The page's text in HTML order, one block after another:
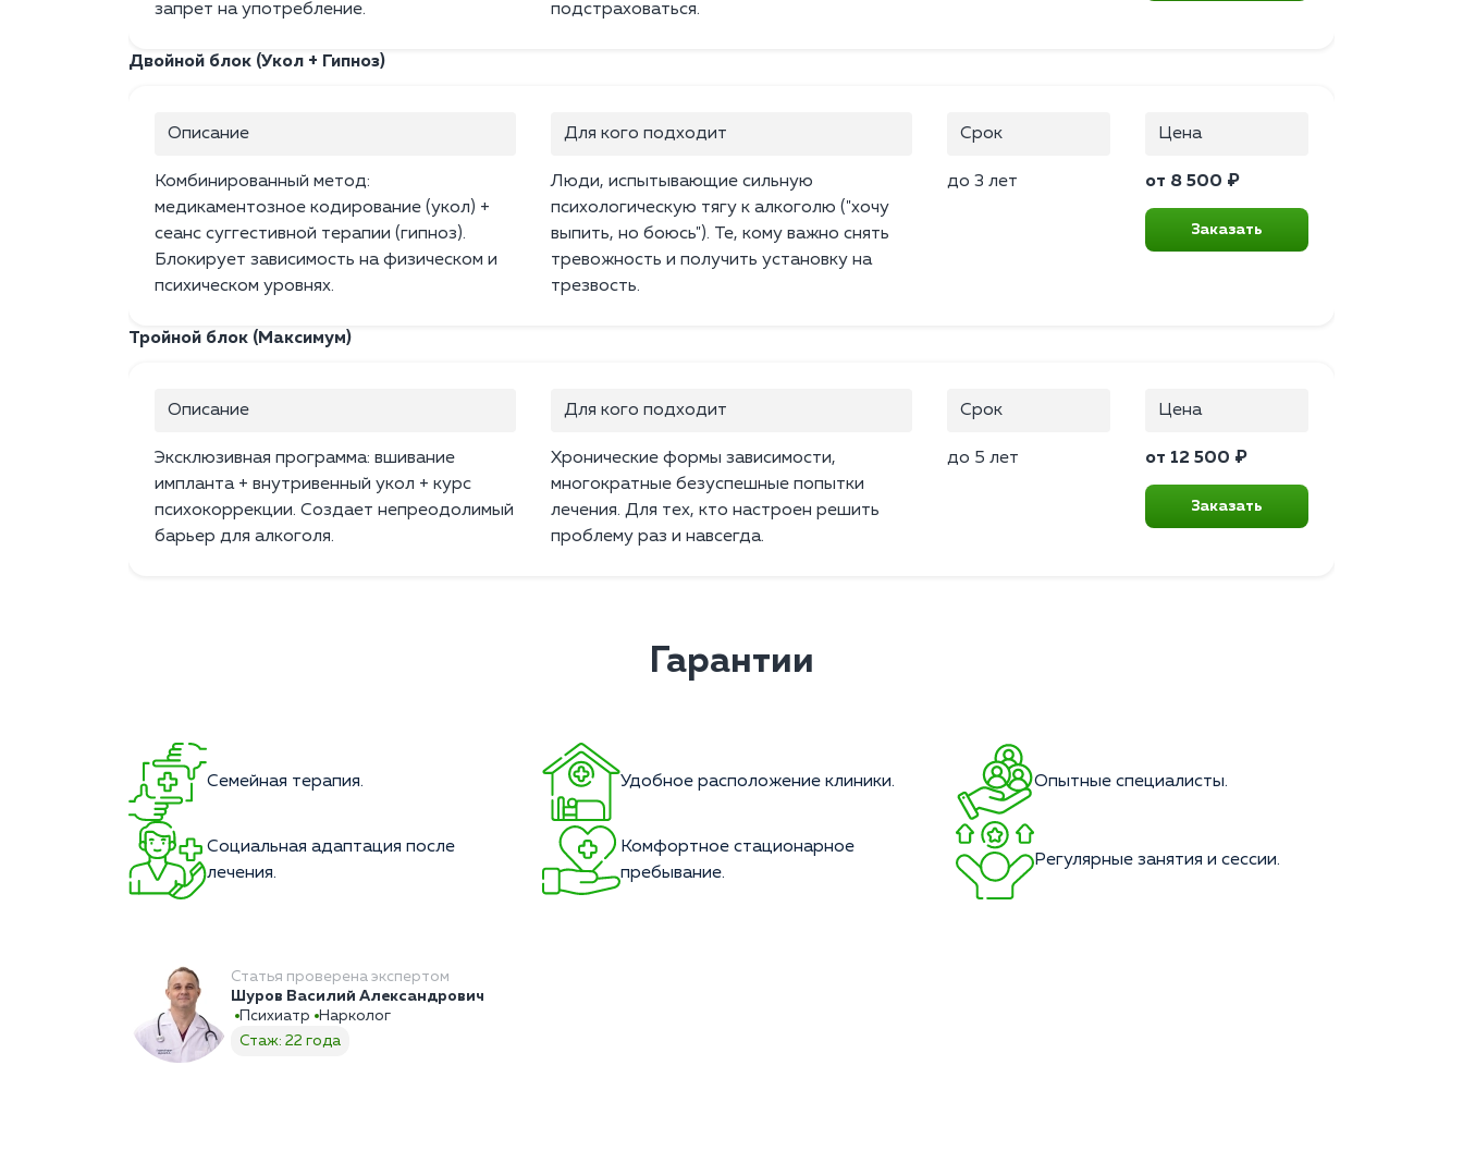
запрет на употребление.
подстраховаться.
Двойной блок (Укол + Гипноз)
Описание
Комбинированный метод:
медикаментозное кодирование (укол) +
сеанс суггестивной терапии (гипноз).
Блокирует зависимость на физическом и
психическом уровнях.
Для кого подходит
Люди, испытывающие сильную
психологическую тягу к алкоголю ("хочу
выпить, но боюсь"). Те, кому важно снять
тревожность и получить установку на
трезвость.
Срок
до 3 лет
Цена
от 8 500 ₽
Заказать
Тройной блок (Максимум)
Описание
Эксклюзивная программа: вшивание
импланта + внутривенный укол + курс
психокоррекции. Создает непреодолимый
барьер для алкоголя.
Для кого подходит
Хронические формы зависимости,
многократные безуспешные попытки
лечения. Для тех, кто настроен решить
проблему раз и навсегда.
Срок
до 5 лет
Цена
от 12 500 ₽
Заказать
Гарантии
Семейная терапия. Удобное расположение клиники. Опытные специалисты.
Социальная адаптация после
лечения.
Комфортное стационарное
пребывание.
Регулярные занятия и сессии.
Статья проверена экспертом
Шуров Василий Александрович
Психиатр
Нарколог
Стаж: 22 года